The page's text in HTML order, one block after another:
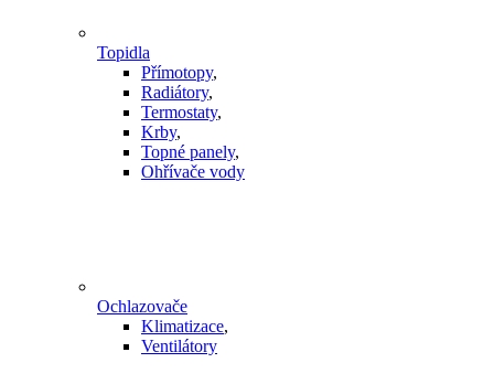
Topidla
Přímotopy,
Radiátory,
Termostaty,
Krby,
Topné panely,
Ohřívače vody
Ochlazovače
Klimatizace,
Ventilátory